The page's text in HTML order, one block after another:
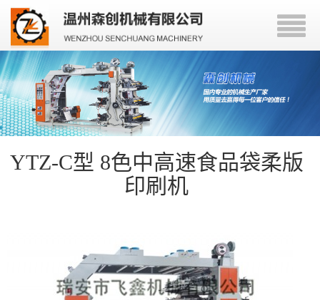
YTZ-C型 8色中高速食品袋柔版
印刷机